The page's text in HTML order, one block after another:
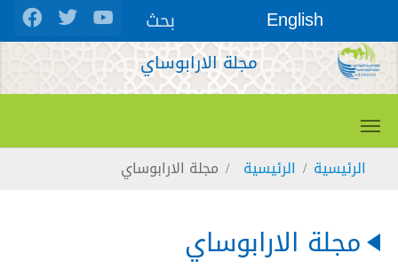
Skip to main content
English بحث
مجلة الارابوساي
You are here:
الرئيسية الرئيسية مجلة الارابوساي
مجلة الارابوساي